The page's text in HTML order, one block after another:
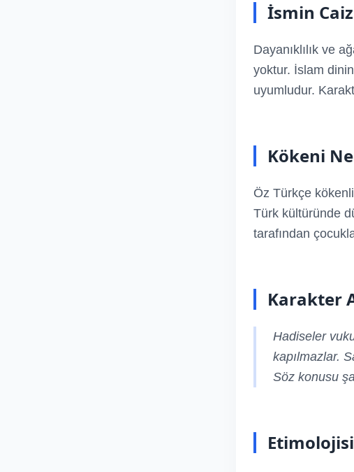
İsmin
Dayanıklılık ve
yoktur. İslam
uyumludur.
Kökeni
Öz Türkçe
Türk kültüründe
tarafından
Karakter
Hadiseler
kapılmazlar.
Söz konusu